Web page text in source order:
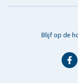
Blijf op de